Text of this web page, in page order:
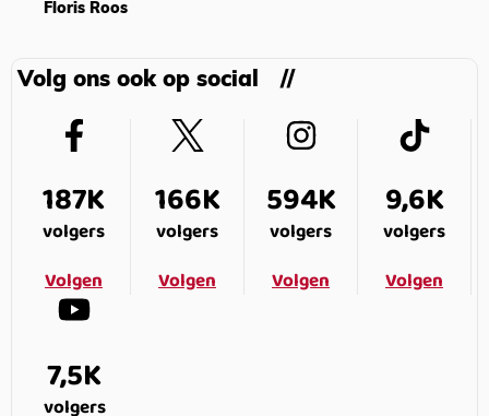
Floris Roos
Volg ons ook op social
187K
volgers
Volgen
166K
volgers
Volgen
594K
volgers
Volgen
9,6K
volgers
Volgen
7,5K
volgers